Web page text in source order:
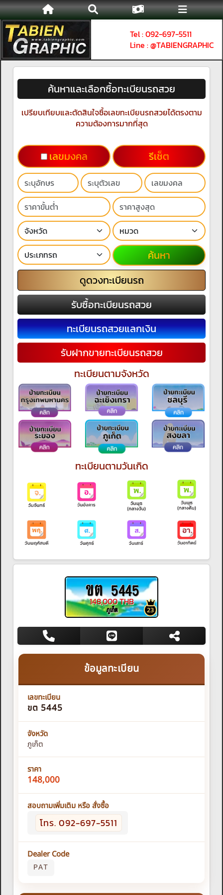
Tel : 092-697-5511
Line : @TABIENGRAPHIC
ค้นหาและเลือกซื้อทะเบียนรถสวย
เปรียบเทียบและตัดสินใจซื้อเลขทะเบียนรถสวยได้ตรงตาม
ความต้องการมากที่สุด
เลขมงคล รีเช็ต
ค้นหา
ดูดวงทะเบียนรถ
รับซื้อทะเบียนรถสวย
ทะเบียนรถสวยแลกเงิน
รับฝากขายทะเบียนรถสวย
ทะเบียนตามจังหวัด
ทะเบียนตามวันเกิด
ขต 5445
23
148,000 THB
ภูเก็ต
ข้อมูลทะเบียน
เลขทะเบียน
ขต 5445
จังหวัด
ภูเก็ต
ราคา
148,000
สอบถามเพิ่มเติม หรือ สั่งซื้อ
โทร. 092-697-5511
Dealer Code
PAT